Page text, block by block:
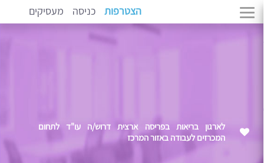
הצטרפות כניסה מעסיקים
לארגון בריאות בפריסה ארצית דרוש/ה עו"ד לתחום
המכרזים לעבודה באזור המרכז